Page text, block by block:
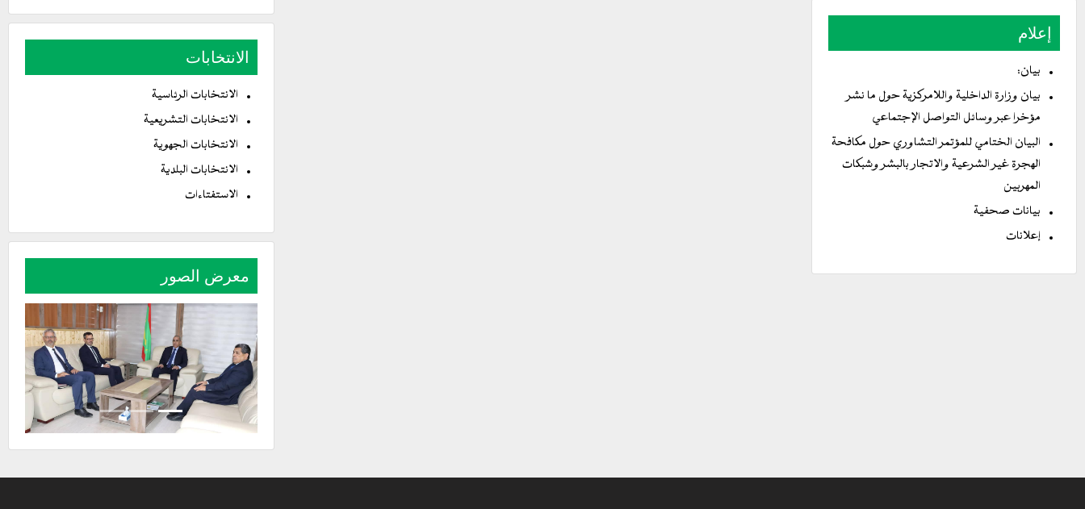
إعلام
بيان:
بيان وزارة الداخلية واللامركزية حول ما نشر
مؤخرا عبر وسائل التواصل الإجتماعي
البيان الختامي للمؤتمر التشاوري حول مكافحة
الهجرة غير الشرعية والاتجار بالبشر وشبكات
المهربين
بيانات صحفية
إعلانات
الانتخابات
الانتخابات الرئاسية
الانتخابات التشريعية
الانتخابات الجهوية
الانتخابات البلدية
الاستفتاءات
معرض الصور